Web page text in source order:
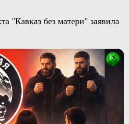
"Кавказ без матери" заявила